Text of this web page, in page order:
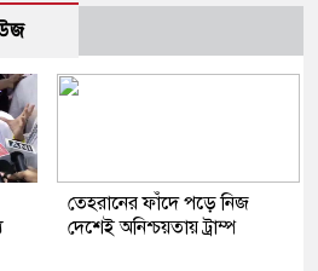
তেহরানের ফাঁদে পড়ে নিজ
দেশেই অনিশ্চয়তায় ট্রাম্প